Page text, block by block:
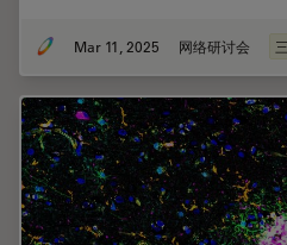
Mar 11, 2025 网络研讨会